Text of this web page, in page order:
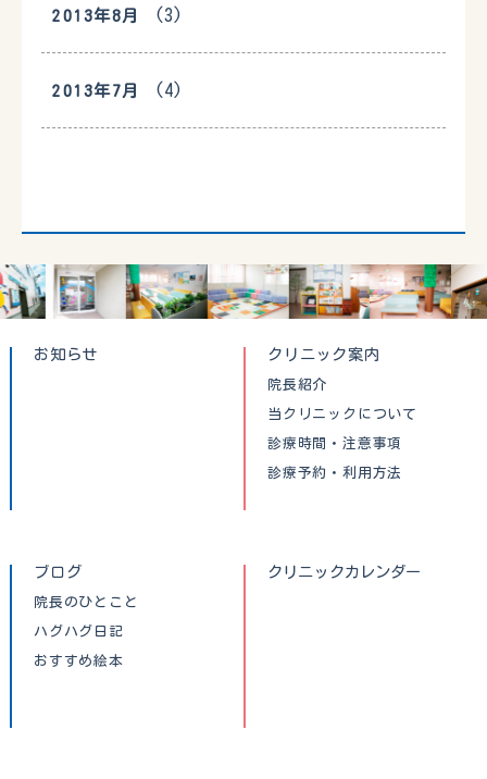
2013年8月 (3)
2013年7月 (4)
お知らせ クリニック案内
院長紹介
当クリニックについて
診療時間・注意事項
診療予約・利用方法
ブログ
院長のひとこと
ハグハグ日記
おすすめ絵本
クリニックカレンダー